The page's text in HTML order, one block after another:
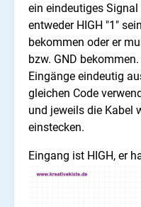
ein eindeutiges
entweder HIGH "1"
bekommen oder er
bzw. GND
Eingänge eindeutig
gleichen Code
und jeweils die Kabel
einstecken.
Eingang ist HIGH, er